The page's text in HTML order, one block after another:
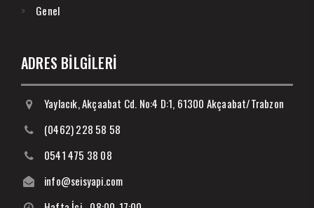
Genel
ADRES BİLGİLERİ
Yaylacık, Akçaabat Cd. No:4 D:1, 61300 Akçaabat/Trabzon
(0462) 228 58 58
0541 475 38 08
info@seisyapi.com